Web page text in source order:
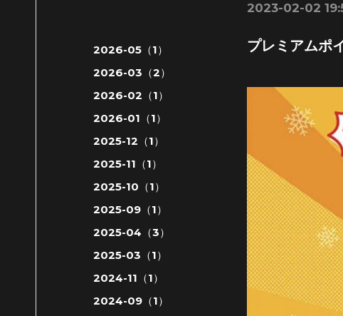
2023-02-02
プレミアムポ
2026-05（1）
2026-03（2）
2026-02（1）
2026-01（1）
2025-12（1）
2025-11（1）
2025-10（1）
2025-09（1）
2025-04（3）
2025-03（1）
2024-11（1）
2024-09（1）